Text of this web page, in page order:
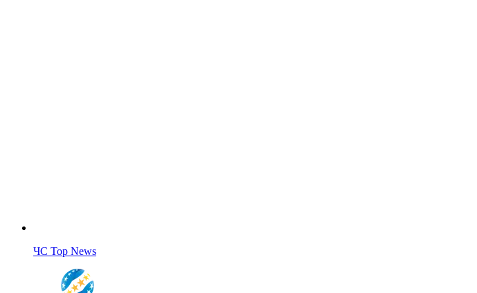
ЧС Top News